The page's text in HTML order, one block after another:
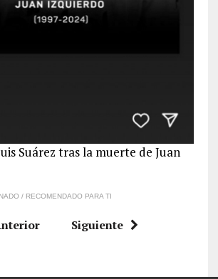
Suárez tras la muerte de Juan
/ RECOMENDADO PARA TI
Siguiente